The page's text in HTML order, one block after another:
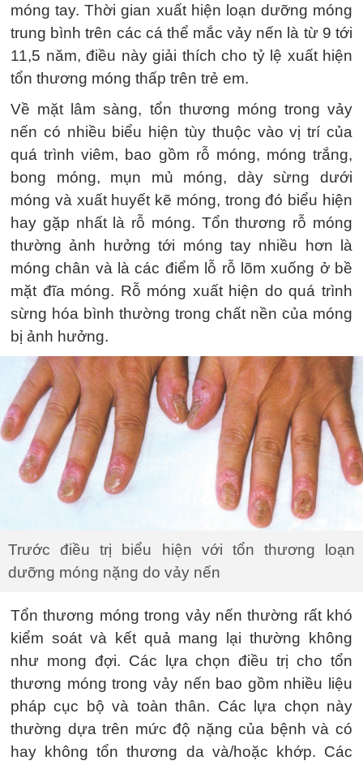
móng tay. Thời gian xuất hiện loạn dưỡng móng
trung bình trên các cá thể mắc vảy nến là từ 9 tới
11,5 năm, điều này giải thích cho tỷ lệ xuất hiện
tổn thương móng thấp trên trẻ em.
Về mặt lâm sàng, tổn thương móng trong vảy
nến có nhiều biểu hiện tùy thuộc vào vị trí của
quá trình viêm, bao gồm rỗ móng, móng trắng,
bong móng, mụn mủ móng, dày sừng dưới
móng và xuất huyết kẽ móng, trong đó biểu hiện
hay gặp nhất là rỗ móng. Tổn thương rỗ móng
thường ảnh hưởng tới móng tay nhiều hơn là
móng chân và là các điểm lỗ rỗ lõm xuống ở bề
mặt đĩa móng. Rỗ móng xuất hiện do quá trình
sừng hóa bình thường trong chất nền của móng
bị ảnh hưởng.
Trước điều trị biểu hiện với tổn thương loạn
dưỡng móng nặng do vảy nến
Tổn thương móng trong vảy nến thường rất khó
kiểm soát và kết quả mang lại thường không
như mong đợi. Các lựa chọn điều trị cho tổn
thương móng trong vảy nến bao gồm nhiều liệu
pháp cục bộ và toàn thân. Các lựa chọn này
thường dựa trên mức độ nặng của bệnh và có
hay không tổn thương da và/hoặc khớp. Các